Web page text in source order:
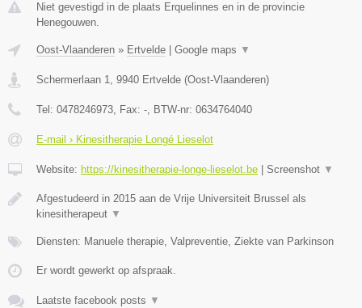
Niet gevestigd in de plaats Erquelinnes en in de provincie
Henegouwen.
Oost-Vlaanderen » Ertvelde Google maps ▼
Schermerlaan 1, 9940 Ertvelde (Oost-Vlaanderen)
Tel: 0478246973, Fax: -, BTW-nr: 0634764040
E-mail › Kinesitherapie Longé Lieselot
Website: https://kinesitherapie-longe-lieselot.be Screenshot ▼
Afgestudeerd in 2015 aan de Vrije Universiteit Brussel als
kinesitherapeut ▼
Diensten: Manuele therapie, Valpreventie, Ziekte van Parkinson
Er wordt gewerkt op afspraak.
Laatste facebook posts ▼